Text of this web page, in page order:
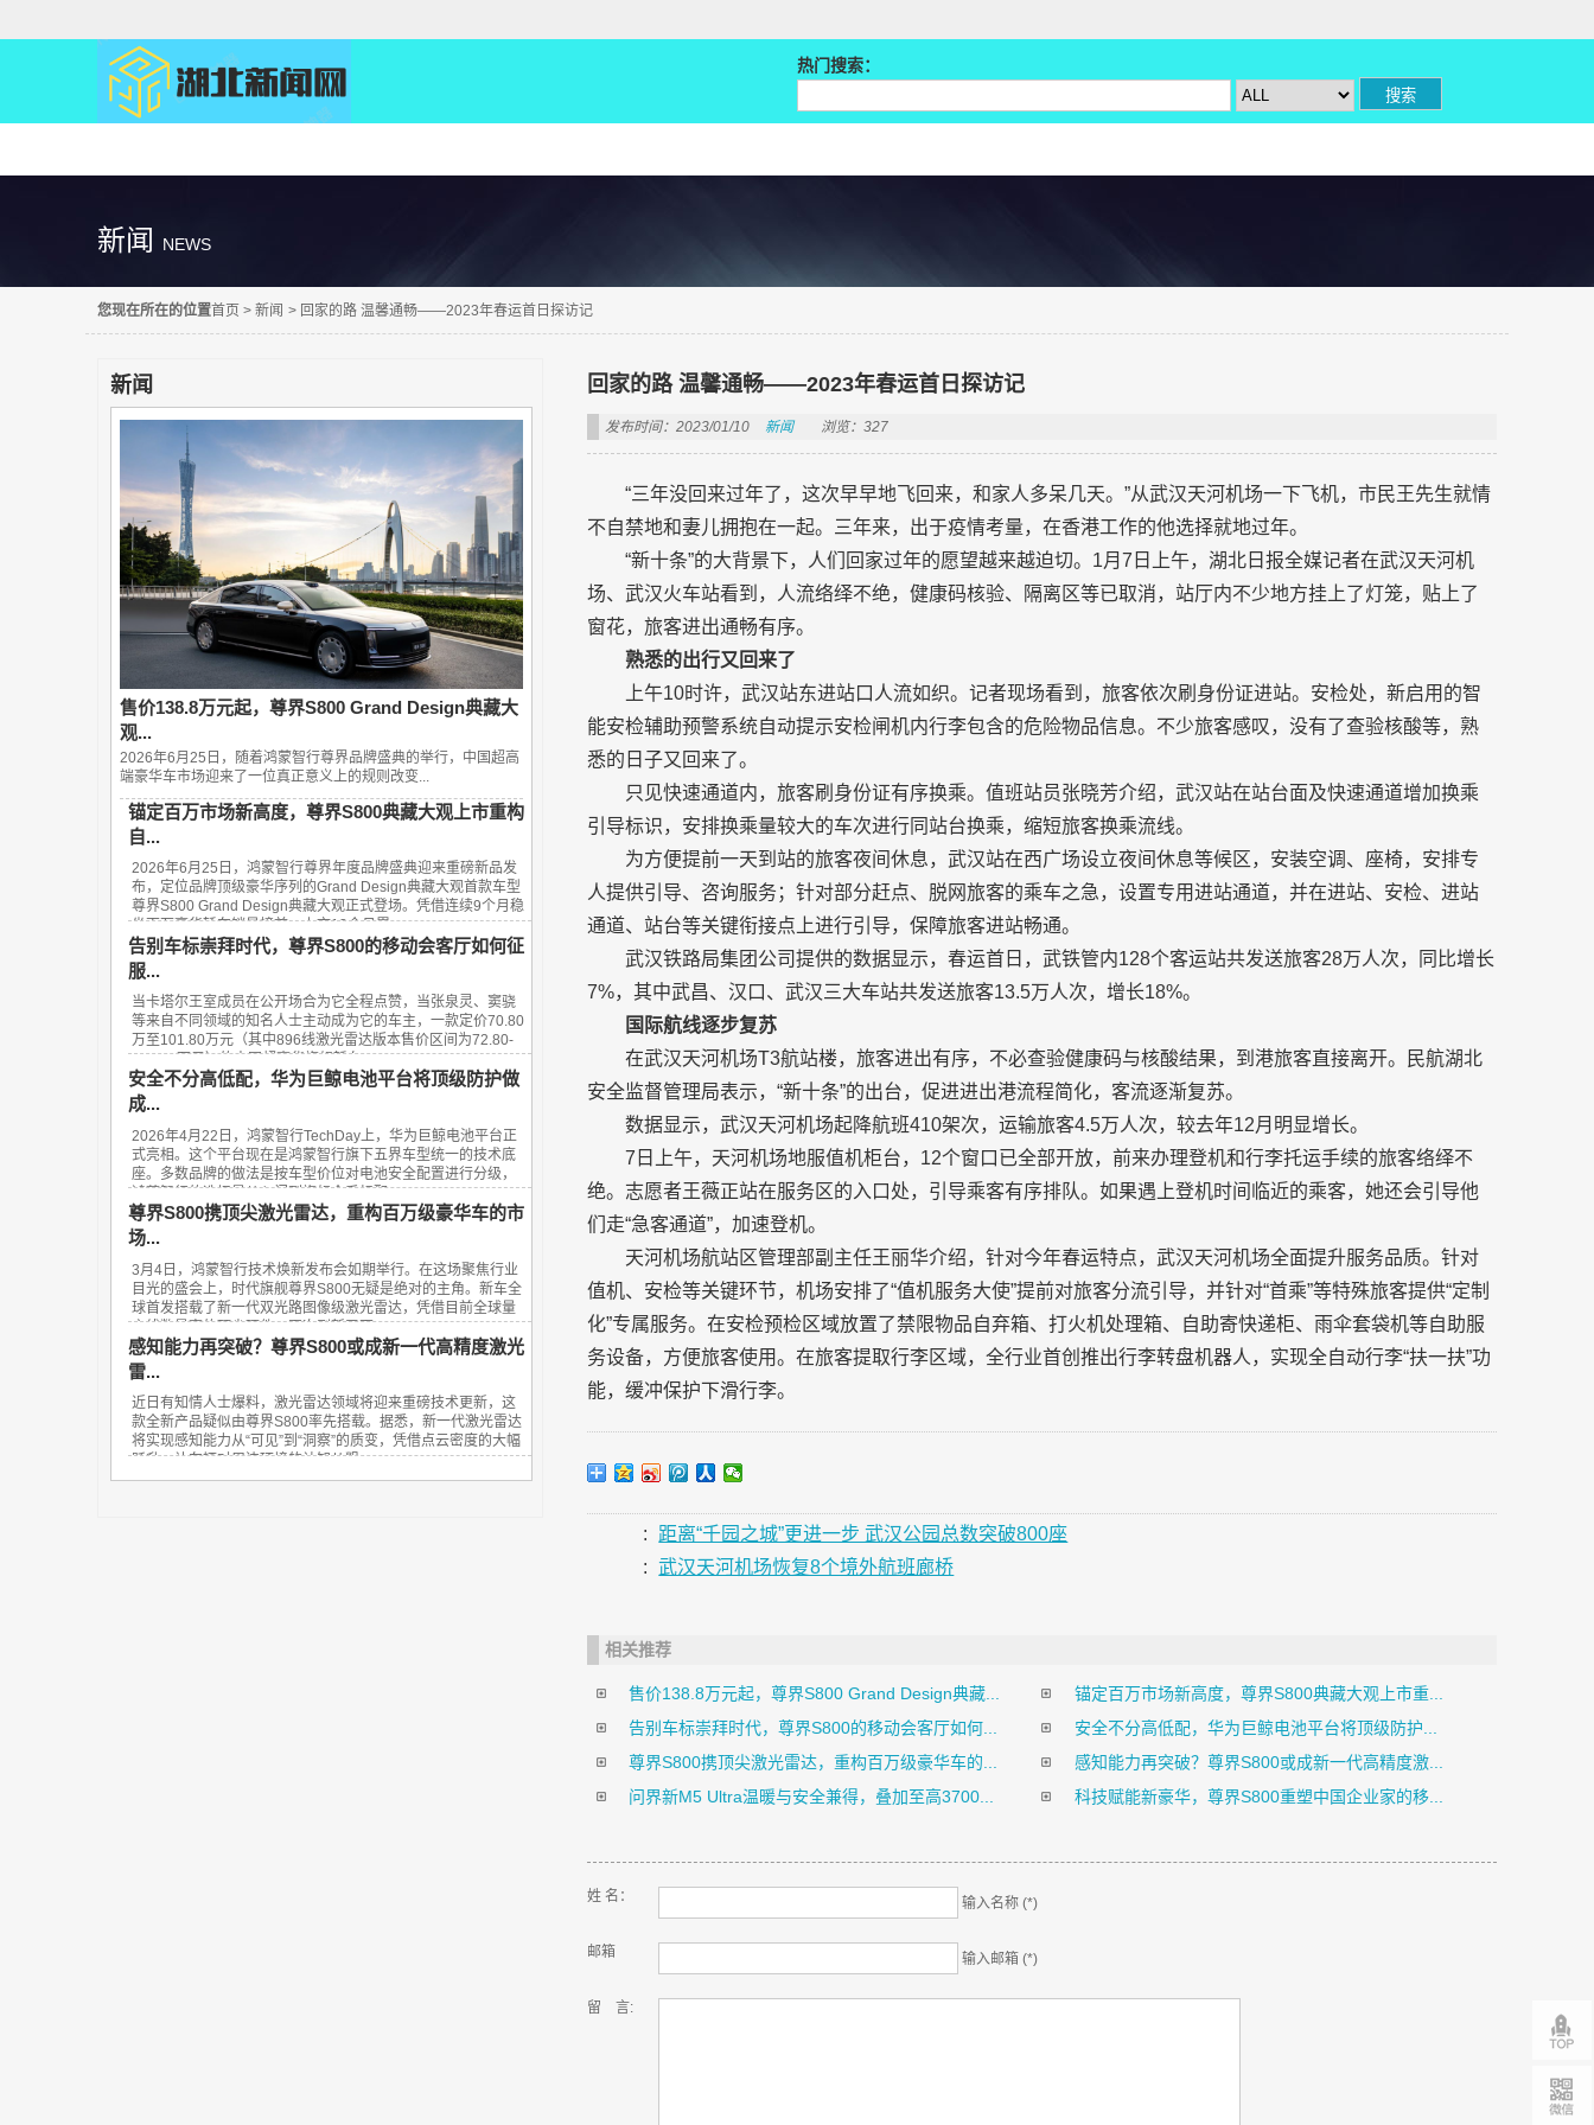
热门搜索：
新闻 NEWS
您现在所在的位置首页 > 新闻 > 回家的路 温馨通畅——2023年春运首日探访记
新闻
售价138.8万元起，尊界S800 Grand Design典藏大
观...
2026年6月25日，随着鸿蒙智行尊界品牌盛典的举行，中国超高
端豪华车市场迎来了一位真正意义上的规则改变...
锚定百万市场新高度，尊界S800典藏大观上市重构
自...
2026年6月25日，鸿蒙智行尊界年度品牌盛典迎来重磅新品发
布，定位品牌顶级豪华序列的Grand Design典藏大观首款车型
尊界S800 Grand Design典藏大观正式登场。凭借连续9个月稳
坐百万豪华轿车销量榜首、上市13个月累...
告别车标崇拜时代，尊界S800的移动会客厅如何征
服...
当卡塔尔王室成员在公开场合为它全程点赞，当张泉灵、窦骁
等来自不同领域的知名人士主动成为它的车主，一款定价70.80
万至101.80万元（其中896线激光雷达版本售价区间为72.80-
101.80万元）的中国超豪华旗舰轿车——...
安全不分高低配，华为巨鲸电池平台将顶级防护做
成...
2026年4月22日，鸿蒙智行TechDay上，华为巨鲸电池平台正
式亮相。这个平台现在是鸿蒙智行旗下五界车型统一的技术底
座。多数品牌的做法是按车型价位对电池安全配置进行分级，
鸿蒙智行的选择是从入门到旗舰全系标配...
尊界S800携顶尖激光雷达，重构百万级豪华车的市
场...
3月4日，鸿蒙智行技术焕新发布会如期举行。在这场聚焦行业
目光的盛会上，时代旗舰尊界S800无疑是绝对的主角。新车全
球首发搭载了新一代双光路图像级激光雷达，凭借目前全球量
产线数最高的顶尖硬件，再次刷新了百...
感知能力再突破？尊界S800或成新一代高精度激光
雷...
近日有知情人士爆料，激光雷达领域将迎来重磅技术更新，这
款全新产品疑似由尊界S800率先搭载。据悉，新一代激光雷达
将实现感知能力从“可见”到“洞察”的质变，凭借点云密度的大幅
跃升，让车辆对周边环境的认知从粗...
回家的路 温馨通畅——2023年春运首日探访记
发布时间：2023/01/10 新闻 浏览：327
“三年没回来过年了，这次早早地飞回来，和家人多呆几天。”从武汉天河机场一下飞机，市民王先生就情
不自禁地和妻儿拥抱在一起。三年来，出于疫情考量，在香港工作的他选择就地过年。
“新十条”的大背景下，人们回家过年的愿望越来越迫切。1月7日上午，湖北日报全媒记者在武汉天河机
场、武汉火车站看到，人流络绎不绝，健康码核验、隔离区等已取消，站厅内不少地方挂上了灯笼，贴上了
窗花，旅客进出通畅有序。
熟悉的出行又回来了
上午10时许，武汉站东进站口人流如织。记者现场看到，旅客依次刷身份证进站。安检处，新启用的智
能安检辅助预警系统自动提示安检闸机内行李包含的危险物品信息。不少旅客感叹，没有了查验核酸等，熟
悉的日子又回来了。
只见快速通道内，旅客刷身份证有序换乘。值班站员张晓芳介绍，武汉站在站台面及快速通道增加换乘
引导标识，安排换乘量较大的车次进行同站台换乘，缩短旅客换乘流线。
为方便提前一天到站的旅客夜间休息，武汉站在西广场设立夜间休息等候区，安装空调、座椅，安排专
人提供引导、咨询服务；针对部分赶点、脱网旅客的乘车之急，设置专用进站通道，并在进站、安检、进站
通道、站台等关键衔接点上进行引导，保障旅客进站畅通。
武汉铁路局集团公司提供的数据显示，春运首日，武铁管内128个客运站共发送旅客28万人次，同比增长
7%，其中武昌、汉口、武汉三大车站共发送旅客13.5万人次，增长18%。
国际航线逐步复苏
在武汉天河机场T3航站楼，旅客进出有序，不必查验健康码与核酸结果，到港旅客直接离开。民航湖北
安全监督管理局表示，“新十条”的出台，促进进出港流程简化，客流逐渐复苏。
数据显示，武汉天河机场起降航班410架次，运输旅客4.5万人次，较去年12月明显增长。
7日上午，天河机场地服值机柜台，12个窗口已全部开放，前来办理登机和行李托运手续的旅客络绎不
绝。志愿者王薇正站在服务区的入口处，引导乘客有序排队。如果遇上登机时间临近的乘客，她还会引导他
们走“急客通道”，加速登机。
天河机场航站区管理部副主任王丽华介绍，针对今年春运特点，武汉天河机场全面提升服务品质。针对
值机、安检等关键环节，机场安排了“值机服务大使”提前对旅客分流引导，并针对“首乘”等特殊旅客提供“定制
化”专属服务。在安检预检区域放置了禁限物品自弃箱、打火机处理箱、自助寄快递柜、雨伞套袋机等自助服
务设备，方便旅客使用。在旅客提取行李区域，全行业首创推出行李转盘机器人，实现全自动行李“扶一扶”功
能，缓冲保护下滑行李。
:
距离“千园之城”更进一步 武汉公园总数突破800座
:
武汉天河机场恢复8个境外航班廊桥
相关推荐
售价138.8万元起，尊界S800 Grand Design典藏...
锚定百万市场新高度，尊界S800典藏大观上市重...
告别车标崇拜时代，尊界S800的移动会客厅如何...
安全不分高低配，华为巨鲸电池平台将顶级防护...
尊界S800携顶尖激光雷达，重构百万级豪华车的...
感知能力再突破？尊界S800或成新一代高精度激...
问界新M5 Ultra温暖与安全兼得，叠加至高3700...
科技赋能新豪华，尊界S800重塑中国企业家的移...
姓 名： 输入名称 (*)
邮箱 输入邮箱 (*)
留 言: